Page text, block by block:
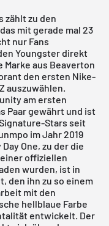
zählt zu den
mit gerade mal 23
nur Fans
Youngster direkt
Marke aus Beaverton
den ersten Nike-
auszuwählen.
am ersten
Paar gewährt und ist
Stars seit
im Jahr 2019
One, zu der die
offiziellen
wurden, ist in
den ihn zu so einem
mit den
hellblaue Farbe
entwickelt. Der